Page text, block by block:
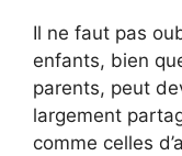
Il ne faut pas
enfants, bien
parents, peut
largement
comme celles